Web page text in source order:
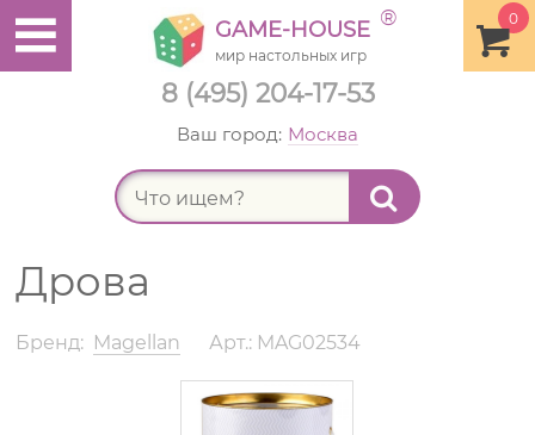
8 (495) 204-17-53
0
GAME-HOUSE ®
мир настольных игр
Ваш город: Москва
Дрова
Бренд: Magellan Арт.: MAG02534